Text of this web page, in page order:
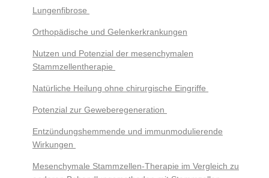
Lungenfibrose
Orthopädische und Gelenkerkrankungen
Nutzen und Potenzial der mesenchymalen
Stammzellentherapie
Natürliche Heilung ohne chirurgische Eingriffe
Potenzial zur Geweberegeneration
Entzündungshemmende und immunmodulierende
Wirkungen
Mesenchymale Stammzellen-Therapie im Vergleich zu